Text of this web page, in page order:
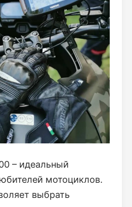
– идеальный
мотоциклов.
выбрать